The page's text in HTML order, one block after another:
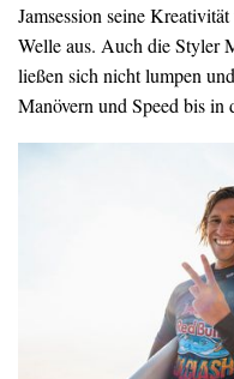
Jamsession seine
Welle aus. Auch die Styler
ließen sich nicht lumpen
Manövern und Speed bis in